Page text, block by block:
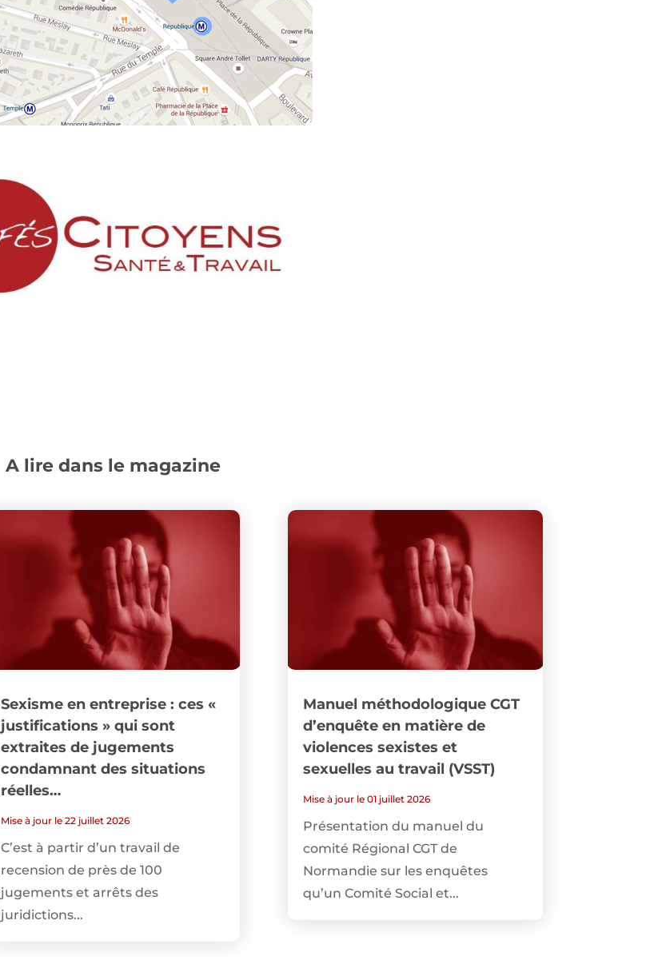
A lire dans le magazine
Sexisme en entreprise : ces «
justifications » qui sont
extraites de jugements
condamnant des situations
réelles…
Mise à jour le 22 juillet 2026
C’est à partir d’un travail de
recension de près de 100
jugements et arrêts des
juridictions...
Manuel méthodologique CGT
d’enquête en matière de
violences sexistes et
sexuelles au travail (VSST)
Mise à jour le 01 juillet 2026
Présentation du manuel du
comité Régional CGT de
Normandie sur les enquêtes
qu’un Comité Social et...